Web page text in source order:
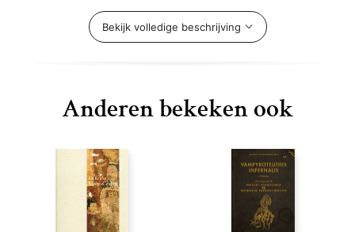
textes ésotériques vous dévoilent une sagesse
ancienne qui a profondément influencé la pensée
doctrine spirituelle complexe, mêlant théologie,
intérieure, ces écrits hermétiques vous invitent à un
voyage initiatique au c¿ur des mystères de l'existence.
Traduit en latin à la Renaissance par les humanistes
Marsile Ficin et Lodovico Lazzarelli, le "Corpus
Bekijk volledige beschrijving
Anderen bekeken ook